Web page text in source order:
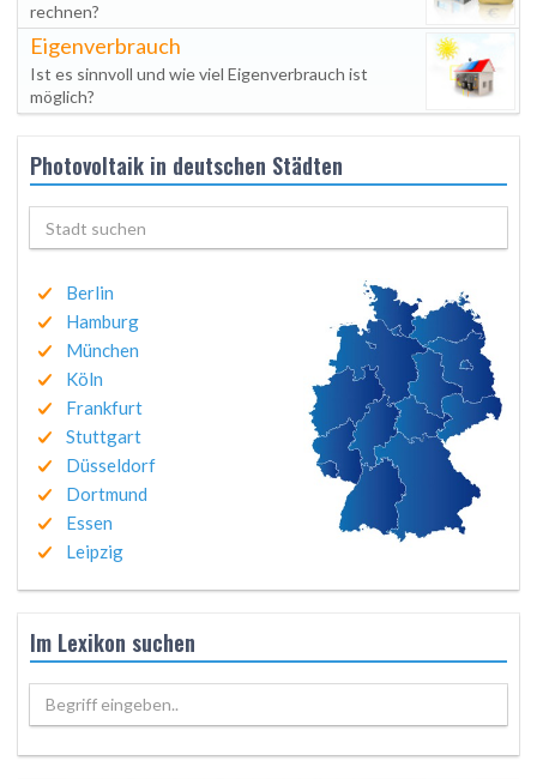
rechnen?
Eigenverbrauch
Ist es sinnvoll und wie viel Eigenverbrauch ist
möglich?
Photovoltaik in deutschen Städten
Berlin
Hamburg
München
Köln
Frankfurt
Stuttgart
Düsseldorf
Dortmund
Essen
Leipzig
Im Lexikon suchen
Begriff eingeben..